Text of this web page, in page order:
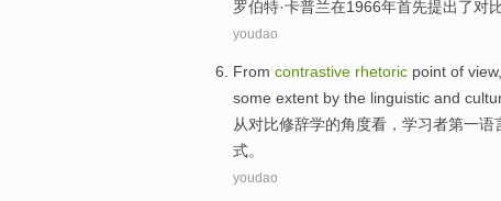
罗伯特·卡普兰在1966年首先提出了对
youdao
From contrastive rhetoric point of view,
some extent by the linguistic and
从对比修辞学的角度看 ，学习者第一语
式。
youdao